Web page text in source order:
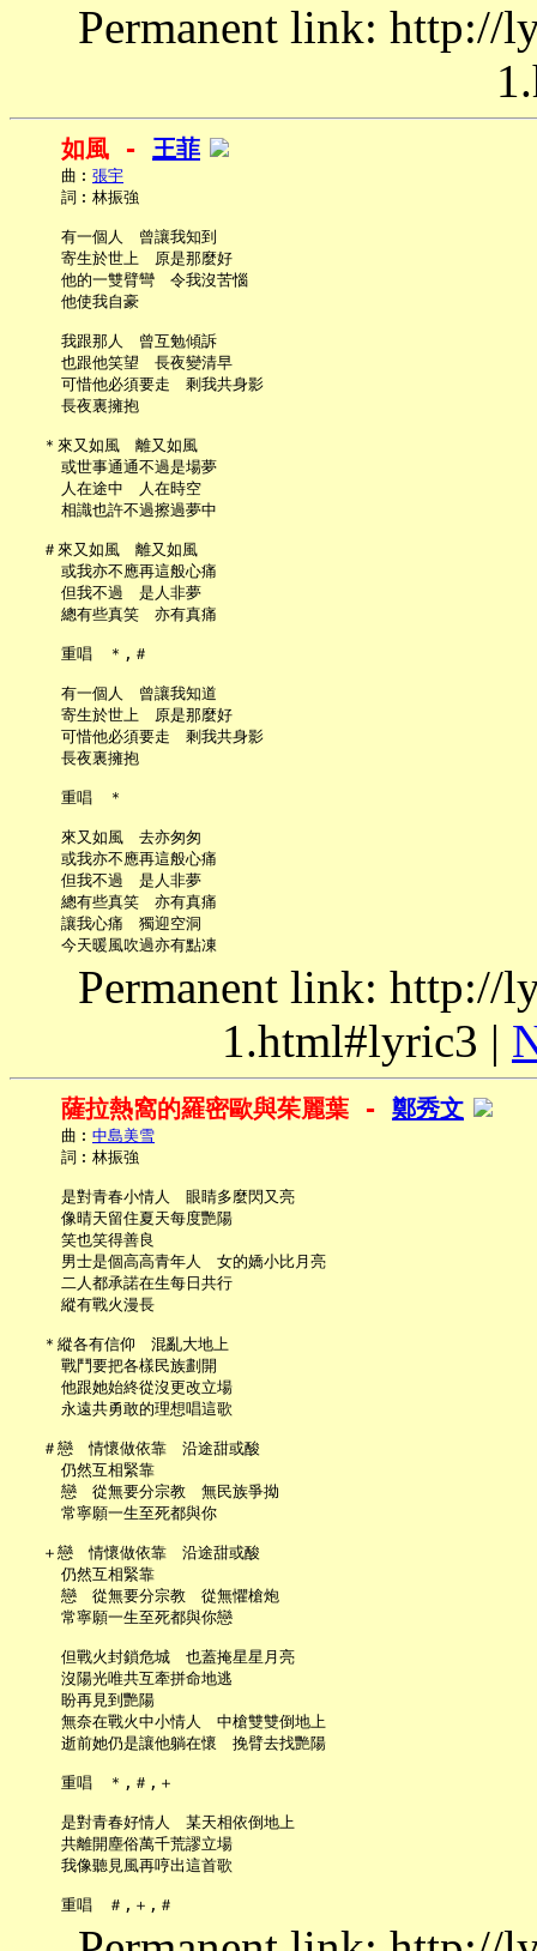
Permanent link: http://
如風 - 王菲
     曲︰
張宇
     詞︰林振強
     有一個人　曾讓我知到
     寄生於世上　原是那麼好
     他的一雙臂彎　令我沒苦惱
     他使我自豪
     我跟那人　曾互勉傾訴
     也跟他笑望　長夜變清早
     可惜他必須要走　剩我共身影
     長夜裏擁抱
   ＊來又如風　離又如風
     或世事通通不過是場夢
     人在途中　人在時空
     相識也許不過擦過夢中
   ＃來又如風　離又如風
     或我亦不應再這般心痛
     但我不過　是人非夢
     總有些真笑　亦有真痛
     重唱　＊,＃
     有一個人　曾讓我知道
     寄生於世上　原是那麼好
     可惜他必須要走　剩我共身影
     長夜裏擁抱
     重唱　＊
     來又如風　去亦匆匆
     或我亦不應再這般心痛
     但我不過　是人非夢
     總有些真笑　亦有真痛
     讓我心痛　獨迎空洞
Permanent link: http://
1.html#lyric3 |
薩拉熱窩的羅密歐與茱麗葉 - 鄭秀文
     曲︰
中島美雪
     詞︰林振強
     是對青春小情人　眼睛多麼閃又亮
     像晴天留住夏天每度艷陽
     笑也笑得善良
     男士是個高高青年人　女的嬌小比月亮
     二人都承諾在生每日共行
     縱有戰火漫長
   ＊縱各有信仰　混亂大地上
     戰鬥要把各樣民族劃開
     他跟她始終從沒更改立場
     永遠共勇敢的理想唱這歌
   ＃戀　情懷做依靠　沿途甜或酸
     仍然互相緊靠
     戀　從無要分宗教　無民族爭拗
     常寧願一生至死都與你
   ＋戀　情懷做依靠　沿途甜或酸
     仍然互相緊靠
     戀　從無要分宗教　從無懼槍炮
     常寧願一生至死都與你戀
     但戰火封鎖危城　也蓋掩星星月亮
     沒陽光唯共互牽拼命地逃
     盼再見到艷陽
     無奈在戰火中小情人　中槍雙雙倒地上
     逝前她仍是讓他躺在懷　挽臂去找艷陽
     重唱　＊,＃,＋
     是對青春好情人　某天相依倒地上
     共離開塵俗萬千荒謬立場
     我像聽見風再哼出這首歌